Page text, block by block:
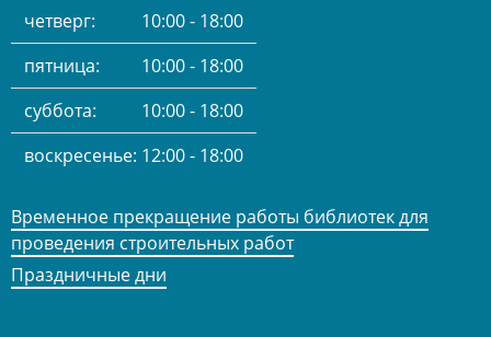
четверг:
10:00 - 18:00
пятница:
10:00 - 18:00
суббота:
10:00 - 18:00
воскресенье: 12:00 - 18:00
Временное прекращение работы библиотек для
проведения строительных работ
Праздничные дни